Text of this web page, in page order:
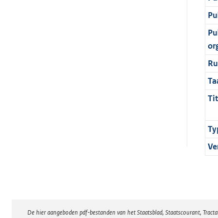
De hier aangeboden pdf-bestanden van het Staatsblad, Staatscourant,